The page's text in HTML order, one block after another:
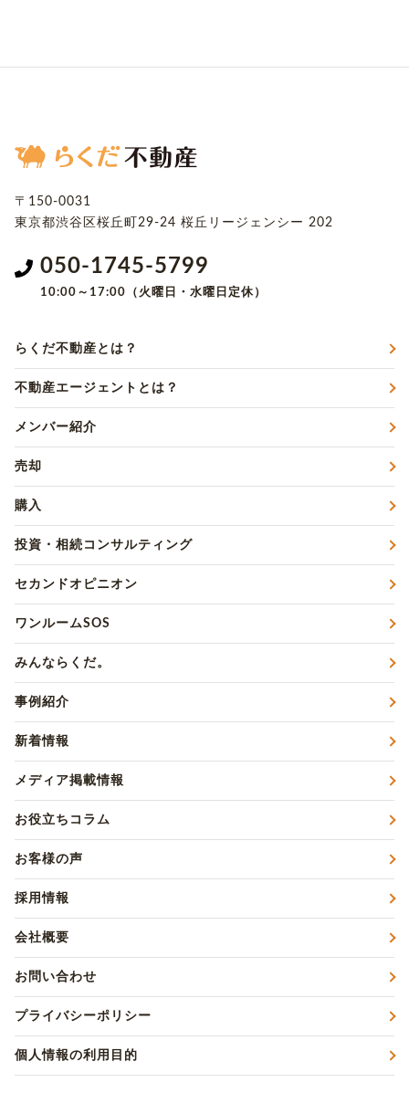
〒150-0031
東京都渋谷区桜丘町29-24 桜丘リージェンシー 202
050-1745-5799
10:00～17:00（火曜日・水曜日定休）
らくだ不動産とは？
不動産エージェントとは？
メンバー紹介
売却
購入
投資・相続コンサルティング
セカンドオピニオン
ワンルームSOS
みんならくだ。
事例紹介
新着情報
メディア掲載情報
お役立ちコラム
お客様の声
採用情報
会社概要
お問い合わせ
プライバシーポリシー
個人情報の利用目的